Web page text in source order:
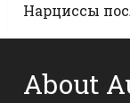
Нарциссы
About